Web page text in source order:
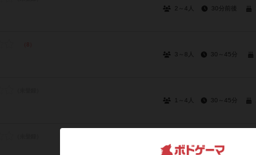
2～4人 30分前後
3～8人 30～45分
1～4人 30～45分
3～8人 15分前後